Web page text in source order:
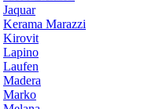
Jaquar
Kerama Marazzi
Kirovit
Lapino
Laufen
Madera
Marko